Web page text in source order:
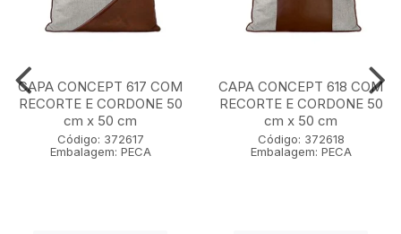
CAPA CONCEPT 617 COM
RECORTE E CORDONE 50
cm x 50 cm
Código: 372617
Embalagem: PECA
CAPA CONCEPT 618 COM
RECORTE E CORDONE 50
cm x 50 cm
Código: 372618
Embalagem: PECA